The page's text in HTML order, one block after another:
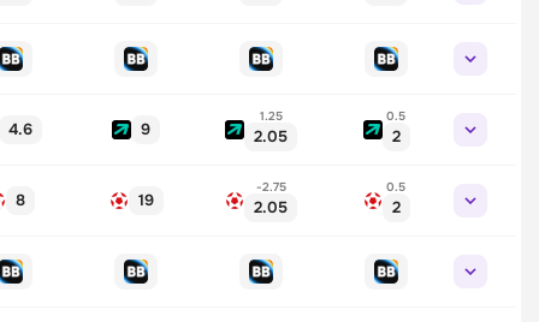
4.6 9
1.25
2.05
0.5
2
8 19
-2.75
2.05
0.5
2